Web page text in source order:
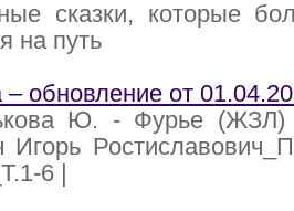
сказки, которые
на путь
– обновление от
Ю. - Фурье
6 |